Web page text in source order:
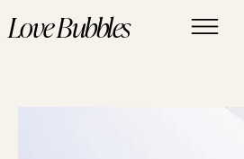
Love Bubbles